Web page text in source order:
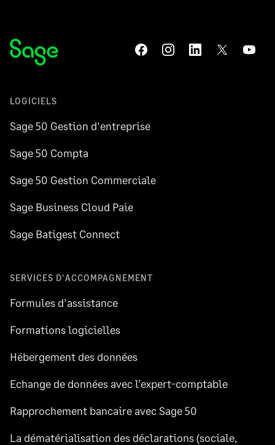
LOGICIELS
Sage 50 Gestion d'entreprise
Sage 50 Compta
Sage 50 Gestion Commerciale
Sage Business Cloud Paie
Sage Batigest Connect
SERVICES D'ACCOMPAGNEMENT
Formules d'assistance
Formations logicielles
Hébergement des données
Echange de données avec l’expert-comptable
Rapprochement bancaire avec Sage 50
La dématérialisation des déclarations (sociale,